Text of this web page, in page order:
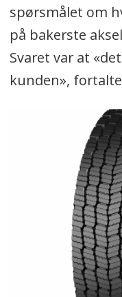
spørsmålet om
på bakerste
Svaret var at
kunden»,